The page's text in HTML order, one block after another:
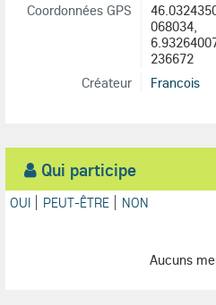
Coordonnées GPS
068034,
236672
Créateur
Francois
Qui participe
OUI PEUT-ÊTRE NON
Aucuns